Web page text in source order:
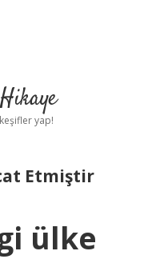
yap!
Etmiştir
ülke